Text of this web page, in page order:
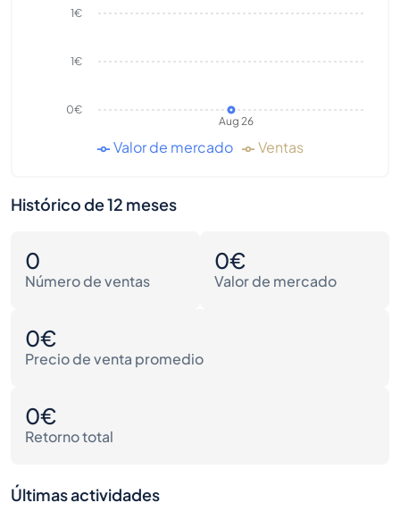
Aug 26
0€
1€
1€
Valor de mercado Ventas
Histórico de 12 meses
0
Número de ventas
0€
Valor de mercado
0€
Precio de venta promedio
0€
Retorno total
Últimas actividades